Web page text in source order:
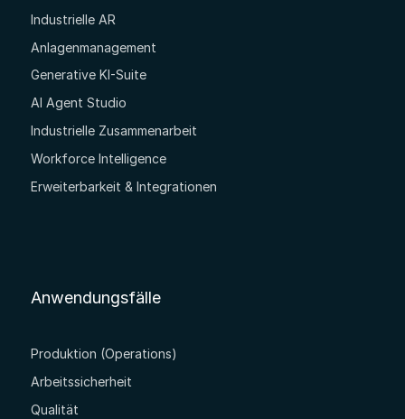
Industrielle AR
Anlagenmanagement
Generative KI-Suite
AI Agent Studio
Industrielle Zusammenarbeit
Workforce Intelligence
Erweiterbarkeit & Integrationen
Anwendungsfälle
Produktion (Operations)
Arbeitssicherheit
Qualität